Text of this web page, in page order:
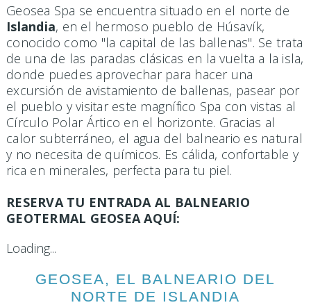
Geosea Spa se encuentra situado en el norte de
Islandia, en el hermoso pueblo de Húsavík,
conocido como "la capital de las ballenas". Se trata
de una de las paradas clásicas en la vuelta a la isla,
donde puedes aprovechar para hacer una
excursión de avistamiento de ballenas, pasear por
el pueblo y visitar este magnífico Spa con vistas al
Círculo Polar Ártico en el horizonte. Gracias al
calor subterráneo, el agua del balneario es natural
y no necesita de químicos. Es cálida, confortable y
rica en minerales, perfecta para tu piel.
RESERVA TU ENTRADA AL BALNEARIO
GEOTERMAL GEOSEA AQUÍ:
Loading...
GEOSEA, EL BALNEARIO DEL
NORTE DE ISLANDIA